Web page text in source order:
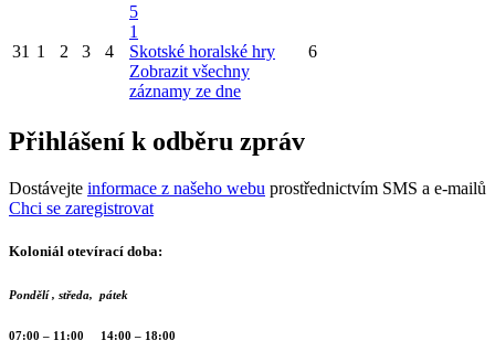
31 1 2 3 4
5
1
Skotské horalské hry
Zobrazit všechny
záznamy ze dne
6
Přihlášení k odběru zpráv
Dostávejte informace z našeho webu prostřednictvím SMS a e-mailů
Chci se zaregistrovat
Koloniál otevírací doba:
Pondělí , středa, pátek
07:00 – 11:00 14:00 – 18:00